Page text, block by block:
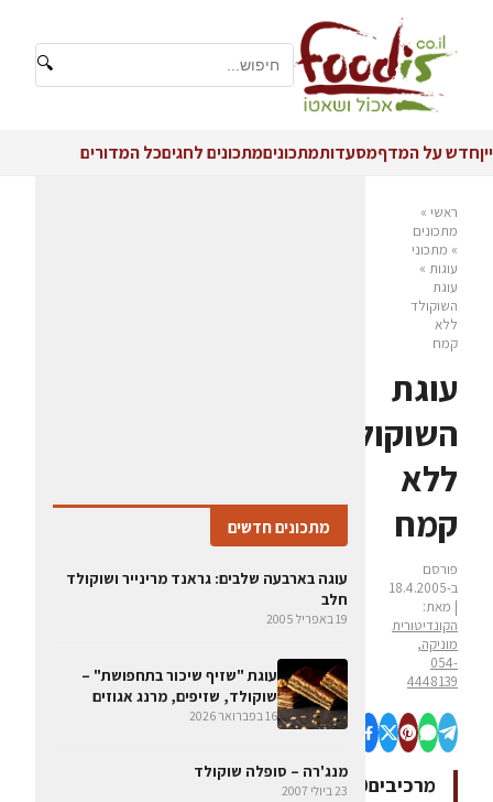
🔍
ייןחדש על המדףמסעדותמתכוניםמתכונים לחגיםכל המדורים
ראשי »
מתכונים
» מתכוני
עוגות »
עוגת
השוקולד
ללא
קמח
עוגת
השוקולד
ללא
קמח
פורסם
ב-18.4.2005
| מאת:
הקונדיטורית
מוניקה,
054-
4448139
מרכיבים200
מתכונים חדשים
עוגה בארבעה שלבים: גראנד מרינייר ושוקולד
חלב
19 באפריל 2005
עוגת "שזיף שיכור בתחפושת" –
שוקולד, שזיפים, מרנג אגוזים
16 בפברואר 2026
מנג'רה – סופלה שוקולד
23 ביולי 2007